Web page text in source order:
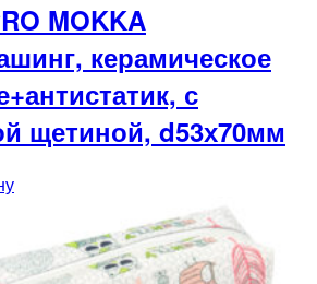
MOKKA
керамическое
с
щетиной, d53х70мм